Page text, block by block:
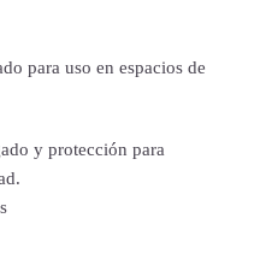
para uso en espacios de
y protección para